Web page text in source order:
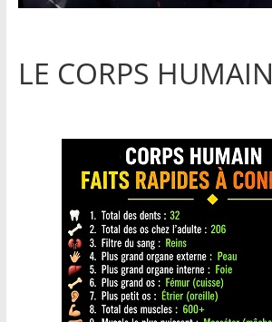
LE CORPS HUMAIN